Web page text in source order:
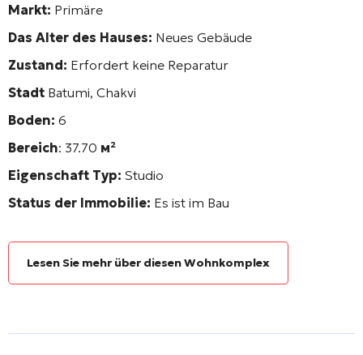
Markt: Primäre
Das Alter des Hauses: Neues Gebäude
Zustand: Erfordert keine Reparatur
Stadt Batumi, Chakvi
Boden: 6
Bereich: 37.70 м²
Eigenschaft Typ: Studio
Status der Immobilie: Es ist im Bau
Lesen Sie mehr über diesen Wohnkomplex